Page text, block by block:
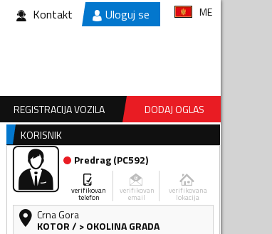
Kontakt Uloguj se ME
REGISTRACIJA VOZILA
DODAJ OGLAS
KORISNIK
Predrag(PC592)
verifikovan
telefon
verifikovan
email
verifikovana
lokacija
Crna Gora
KOTOR/ > OKOLINA GRADA